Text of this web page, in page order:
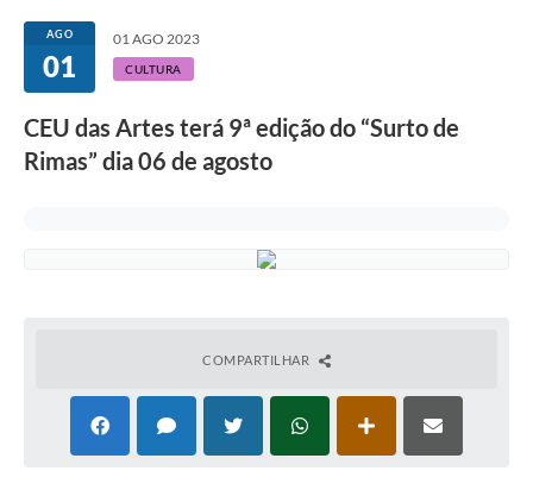
AGO
01
01 AGO 2023
CULTURA
CEU das Artes terá 9ª edição do “Surto de
Rimas” dia 06 de agosto
COMPARTILHAR